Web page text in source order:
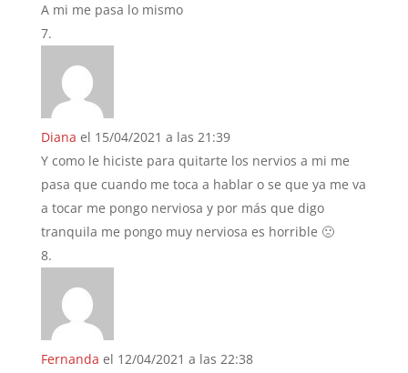
A mi me pasa lo mismo
Diana el 15/04/2021 a las 21:39
Y como le hiciste para quitarte los nervios a mi me
pasa que cuando me toca a hablar o se que ya me va
a tocar me pongo nerviosa y por más que digo
tranquila me pongo muy nerviosa es horrible 🙁
Fernanda el 12/04/2021 a las 22:38